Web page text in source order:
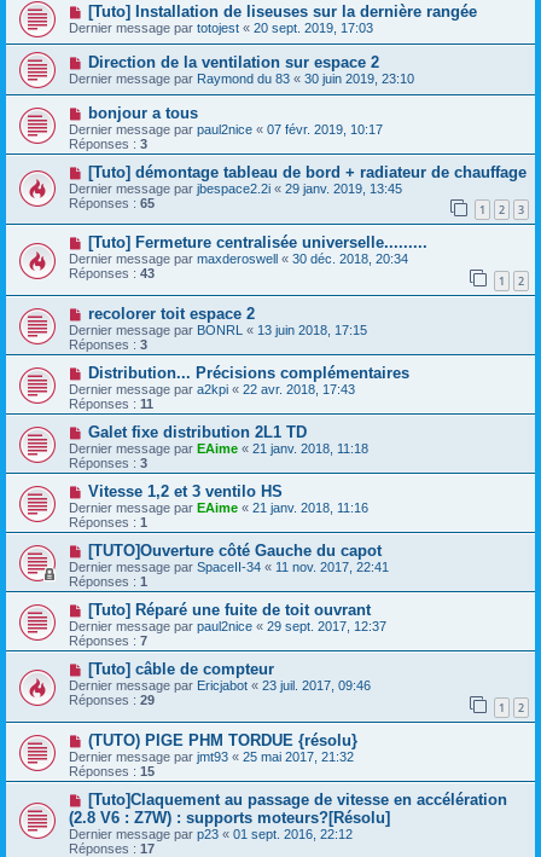
[Tuto] Installation de liseuses sur la dernière rangée
Dernier message par totojest « 20 sept. 2019, 17:03
Direction de la ventilation sur espace 2
Dernier message par Raymond du 83 « 30 juin 2019, 23:10
bonjour a tous
Dernier message par paul2nice « 07 févr. 2019, 10:17
Réponses : 3
[Tuto] démontage tableau de bord + radiateur de chauffage
Dernier message par jbespace2.2i « 29 janv. 2019, 13:45
Réponses : 65 1 2 3
[Tuto] Fermeture centralisée universelle.........
Dernier message par maxderoswell « 30 déc. 2018, 20:34
Réponses : 43 1 2
recolorer toit espace 2
Dernier message par BONRL « 13 juin 2018, 17:15
Réponses : 3
Distribution... Précisions complémentaires
Dernier message par a2kpi « 22 avr. 2018, 17:43
Réponses : 11
Galet fixe distribution 2L1 TD
Dernier message par EAime « 21 janv. 2018, 11:18
Réponses : 3
Vitesse 1,2 et 3 ventilo HS
Dernier message par EAime « 21 janv. 2018, 11:16
Réponses : 1
[TUTO]Ouverture côté Gauche du capot
Dernier message par SpaceII-34 « 11 nov. 2017, 22:41
Réponses : 1
[Tuto] Réparé une fuite de toit ouvrant
Dernier message par paul2nice « 29 sept. 2017, 12:37
Réponses : 7
[Tuto] câble de compteur
Dernier message par Ericjabot « 23 juil. 2017, 09:46
Réponses : 29 1 2
(TUTO) PIGE PHM TORDUE {résolu}
Dernier message par jmt93 « 25 mai 2017, 21:32
Réponses : 15
[Tuto]Claquement au passage de vitesse en accélération
(2.8 V6 : Z7W) : supports moteurs?[Résolu]
Dernier message par p23 « 01 sept. 2016, 22:12
Réponses : 17